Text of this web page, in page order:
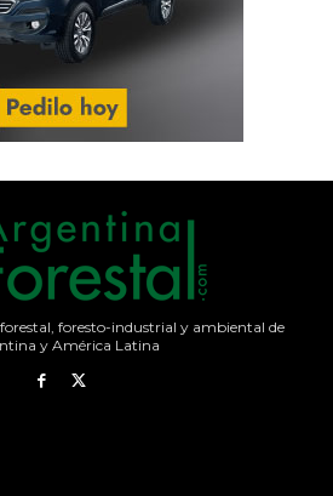
foresto-industrial y ambiental de
y América Latina